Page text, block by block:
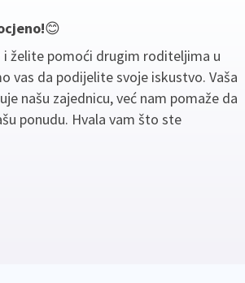
😊
želite pomoći drugim roditeljima u
vas da podijelite svoje iskustvo. Vaša
našu zajednicu, već nam pomaže da
ponudu. Hvala vam što ste